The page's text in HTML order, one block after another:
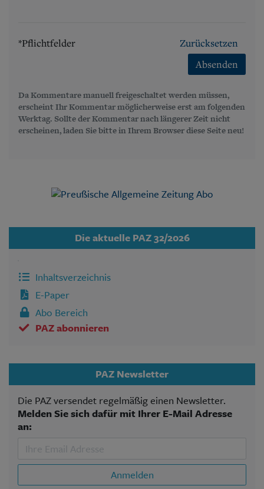
*Pflichtfelder
Zurücksetzen
Absenden
Da Kommentare manuell freigeschaltet werden müssen,
erscheint Ihr Kommentar möglicherweise erst am folgenden
Werktag. Sollte der Kommentar nach längerer Zeit nicht
erscheinen, laden Sie bitte in Ihrem Browser diese Seite neu!
Die aktuelle PAZ 32/2026
Inhaltsverzeichnis
E-Paper
Abo Bereich
PAZ abonnieren
PAZ Newsletter
Die PAZ versendet regelmäßig einen Newsletter.
Melden Sie sich dafür mit Ihrer E-Mail Adresse
an:
Anmelden